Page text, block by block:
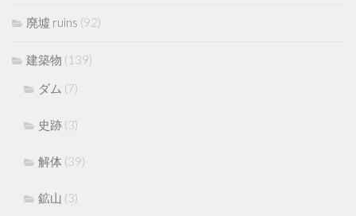
廃墟 ruins (92)
建築物 (139)
ダム (7)
史跡 (3)
解体 (39)
鉱山 (3)